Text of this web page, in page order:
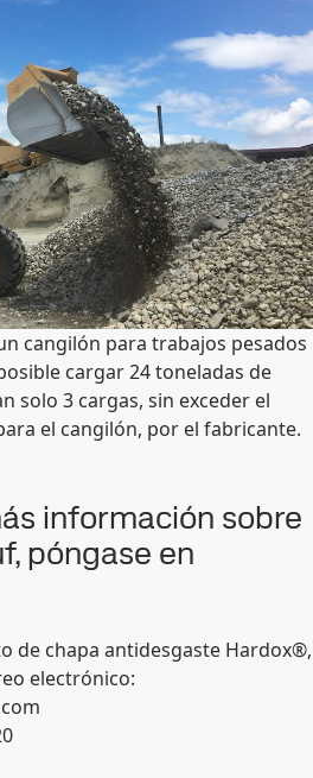
cangilón para trabajos pesados
cargar 24 toneladas de
solo 3 cargas, sin exceder el
el cangilón, por el fabricante.
información sobre
póngase en
de chapa antidesgaste Hardox®,
electrónico: